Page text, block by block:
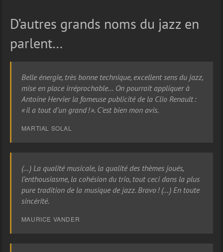
D’autres grands noms du jazz en
parlent…
Belle énergie, très bonne technique, excellent sens du jazz,
mise en place irréprochable… On pourrait appliquer à
Antoine Hervier la fameuse publicité de la Clio Renault :
« il a tout d’un grand ! ». C’est bien mon avis.
MARTIAL SOLAL
(…) La qualité musicale, la qualité des thèmes joués,
l’enthousiasme, la cohésion du trio, tout ceci dans la plus
pure tradition de la musique de jazz. Bravo ! (…) En toute
sincérité.
MAURICE VANDER